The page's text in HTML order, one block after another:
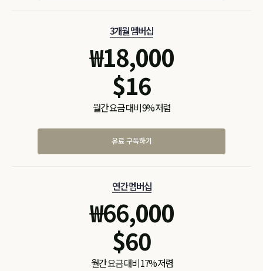
3개월 멤버십
₩18,000
$16
월간 요금 대비 9% 저렴
유료 구독하기
연간 멤버십
₩66,000
$60
월간 요금 대비 17% 저렴